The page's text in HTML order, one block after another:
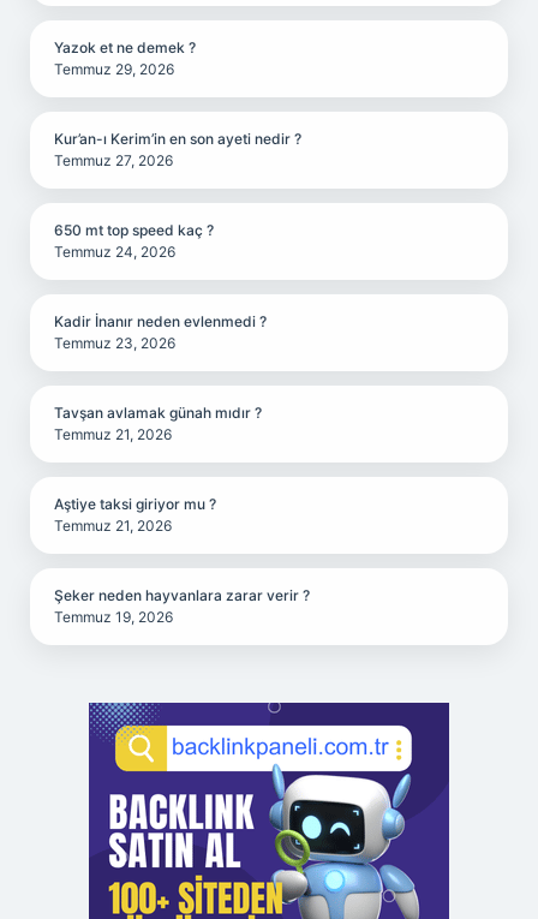
Yazok et ne demek ?
Temmuz 29, 2026
Kur’an-ı Kerim’in en son ayeti nedir ?
Temmuz 27, 2026
650 mt top speed kaç ?
Temmuz 24, 2026
Kadir İnanır neden evlenmedi ?
Temmuz 23, 2026
Tavşan avlamak günah mıdır ?
Temmuz 21, 2026
Aştiye taksi giriyor mu ?
Temmuz 21, 2026
Şeker neden hayvanlara zarar verir ?
Temmuz 19, 2026